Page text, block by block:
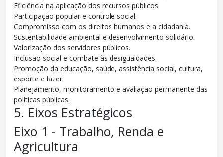
Eficiência na aplicação dos recursos públicos.
Participação popular e controle social.
Compromisso com os direitos humanos e a cidadania.
Sustentabilidade ambiental e desenvolvimento solidário.
Valorização dos servidores públicos.
Inclusão social e combate às desigualdades.
Promoção da educação, saúde, assistência social, cultura,
esporte e lazer.
Planejamento, monitoramento e avaliação permanente das
políticas públicas.
5. Eixos Estratégicos
Eixo 1 - Trabalho, Renda e
Agricultura